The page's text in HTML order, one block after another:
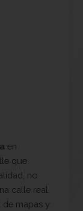
en
que
no
calle real.
de mapas y